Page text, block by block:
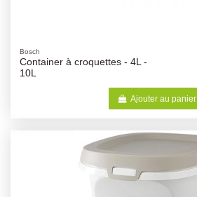
Bosch
Container à croquettes - 4L -
10L
Ajouter au panier